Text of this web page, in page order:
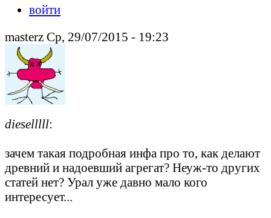
войти
masterz Ср, 29/07/2015 - 19:23
dieselllll:
зачем такая подробная инфа про то, как делают
древний и надоевший агрегат? Неуж-то других
статей нет? Урал уже давно мало кого
интересует...